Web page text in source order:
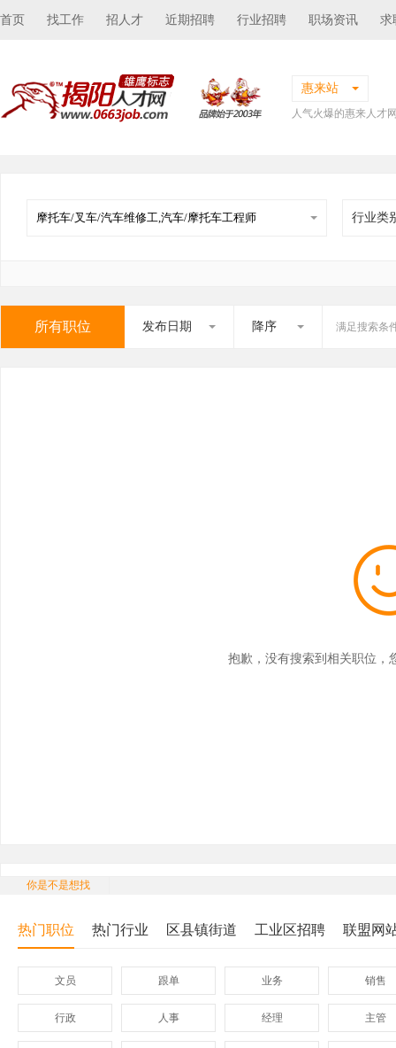
首页 找工作 招人才 近期招聘 行业招聘 职场资讯 求
惠来站
人气火爆的惠来人才
行业类
所有职位 发布日期 降序 满足搜索条
抱歉，没有搜索到相关职位，
你是不是想找
热门职位 热门行业 区县镇街道 工业区招聘 联盟网
文员 跟单 业务 销售
行政 人事 经理 主管